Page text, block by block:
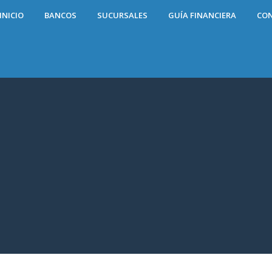
INICIO BANCOS SUCURSALES GUÍA FINANCIERA